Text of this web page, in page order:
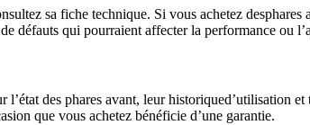
sa fiche technique. Si vous achetez
défauts qui pourraient affecter la performance ou
l’état des phares avant, leur
que vous achetez bénéficie d’une garantie.